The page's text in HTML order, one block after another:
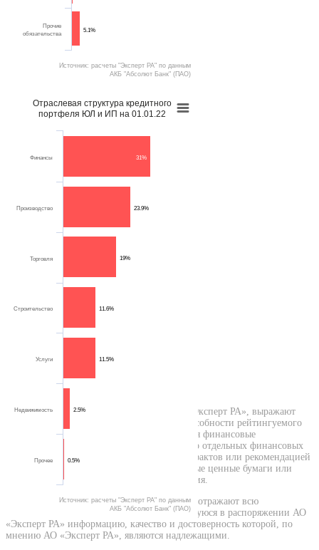
5.1%
Прочие
обязательства
Источник: расчеты "Эксперт РА" по данным
АКБ "Абсолют Банк" (ПАО)
Отраслевая структура кредитного
портфеля ЮЛ и ИП на 01.01.22
31%
23.9%
19%
11.6%
11.5%
2.5%
0.5%
Финансы
Производство
Торговля
Строительство
Услуги
Недвижимость
Прочее
Источник: расчеты "Эксперт РА" по данным
АКБ "Абсолют Банк" (ПАО)
Кредитные рейтинги, присваиваемые АО «Эксперт РА», выражают
мнение АО «Эксперт РА» относительно способности рейтингуемого
лица (эмитента) исполнять принятые на себя финансовые
обязательства и (или) о кредитном риске его отдельных финансовых
обязательств и не являются установлением фактов или рекомендацией
покупать, держать или продавать те или иные ценные бумаги или
активы, принимать инвестиционные решения.
Присваиваемые АО «Эксперт РА» рейтинги отражают всю
относящуюся к объекту рейтинга и находящуюся в распоряжении АО
«Эксперт РА» информацию, качество и достоверность которой, по
мнению АО «Эксперт РА», являются надлежащими.